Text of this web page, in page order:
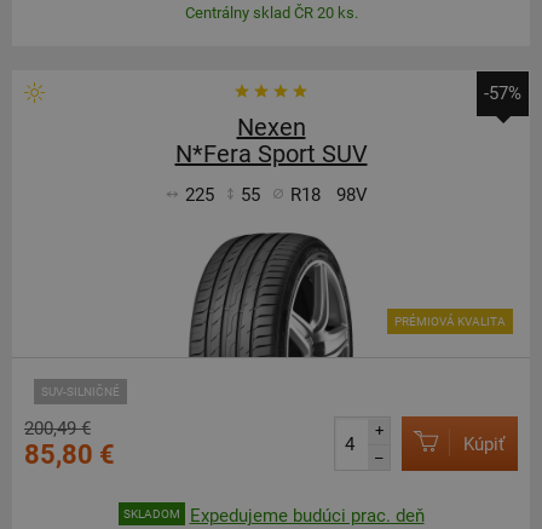
Centrálny sklad ČR 20 ks.
-57%
Nexen
N*Fera Sport SUV
225 55 R18 98V
SUV-SILNIČNÉ
PRÉMIOVÁ KVALITA
200,49 €
85,80 €
+
–
Kúpiť
SKLADOM Expedujeme budúci prac. deň